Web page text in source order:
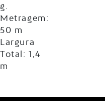
g.
Metragem:
50 m
Largura
Total: 1,4
m